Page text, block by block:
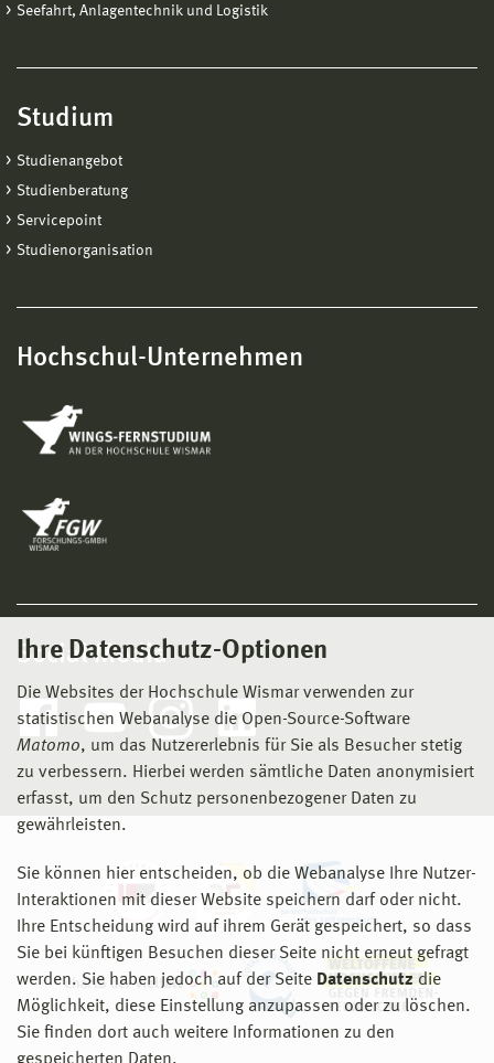
Ihre Datenschutz-Optionen
Die Websites der Hochschule Wismar verwenden zur
statistischen Webanalyse die Open-Source-Software
Matomo, um das Nutzererlebnis für Sie als Besucher stetig
zu verbessern. Hierbei werden sämtliche Daten anonymisiert
erfasst, um den Schutz personenbezogener Daten zu
gewährleisten.
Sie können hier entscheiden, ob die Webanalyse Ihre Nutzer-
Interaktionen mit dieser Website speichern darf oder nicht.
Ihre Entscheidung wird auf ihrem Gerät gespeichert, so dass
Sie bei künftigen Besuchen dieser Seite nicht erneut gefragt
werden. Sie haben jedoch auf der Seite Datenschutz die
Möglichkeit, diese Einstellung anzupassen oder zu löschen.
Sie finden dort auch weitere Informationen zu den
Seefahrt, Anlagentechnik und Logistik
Studium
Studienangebot
Studienberatung
Servicepoint
Studienorganisation
Hochschul-Unternehmen
Social Media